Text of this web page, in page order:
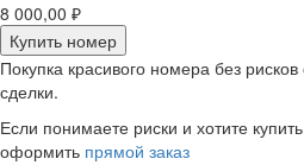
8 000,00 ₽
Купить номер
Покупка красивого номера без
сделки.
Если понимаете риски и хотите
оформить прямой заказ